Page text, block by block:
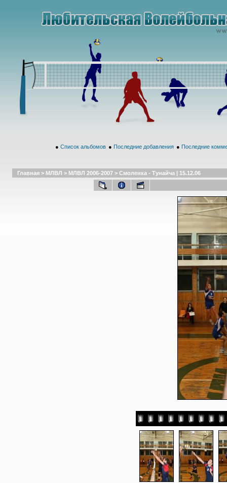
● Список альбомов ● Последние добавления ● Последние
Главная > МЛВЛ > МЛВЛ 2006-2007 > Смоленка - Тунайча | 15.12.06